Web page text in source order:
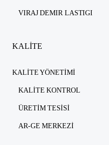
VIRAJ DEMIR LASTIGI
KALİTE
KALITE YÖNETIMI
KALITE KONTROL
ÜRETIM TESISI
AR-GE MERKEZI